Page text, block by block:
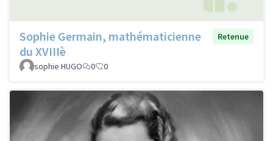
Sophie Germain, mathématicienne
du XVIIIè
Retenue
sophie HUGO 0 0